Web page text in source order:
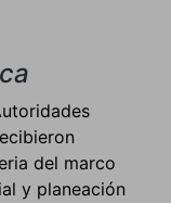
del marco
y planeación